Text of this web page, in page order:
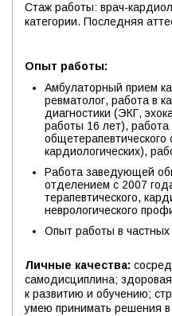
Стаж работы: врач-
категории. Последняя
Опыт работы:
Амбулаторный прием
ревматолог, работа в
диагностики (ЭКГ,
работы 16 лет),
кардиологических),
Работа заведующей
отделением с 2007
терапевтического,
неврологического
Опыт работы в частных
Личные качества:
самодисциплина;
к развитию и обучению;
умею принимать решения